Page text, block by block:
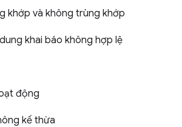
khớp và không trùng khớp
khai báo không hợp lệ
động
kế thừa